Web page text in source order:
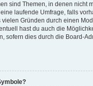
sind Themen, in denen nicht
laufende Umfrage, falls
Gründen durch einen
hast du auch die
sofern dies durch die Board-